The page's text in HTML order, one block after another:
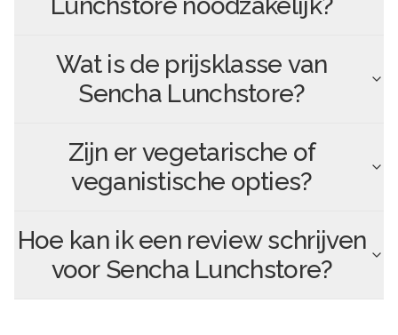
Wat is de prijsklasse van
Sencha Lunchstore?
Zijn er vegetarische of
veganistische opties?
Hoe kan ik een review schrijven
voor Sencha Lunchstore?